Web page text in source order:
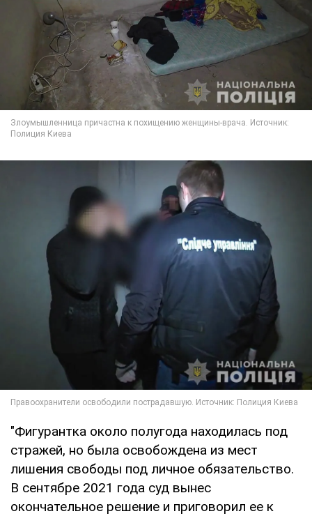
"Фигурантка около полугода находилась под
стражей, но была освобождена из мест
лишения свободы под личное обязательство.
В сентябре 2021 года суд вынес
окончательное решение и приговорил ее к